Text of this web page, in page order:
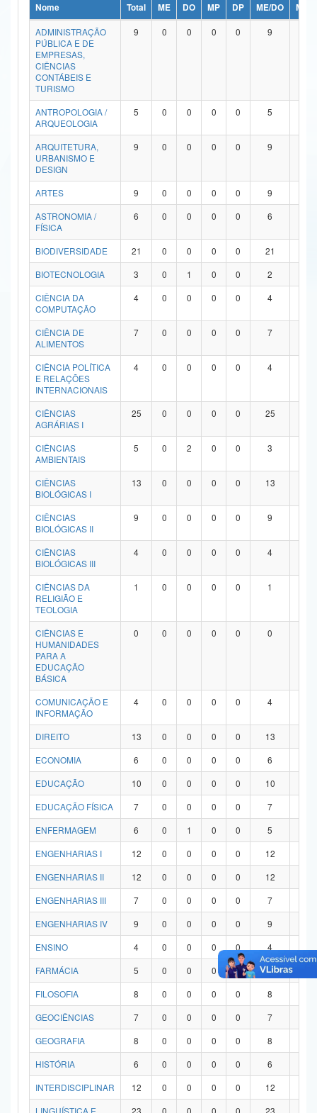
Ministério da Ciência, Tecnologia, Inovações e Comunicações
Ministério do Meio Ambiente
Ministério do Turismo
Ministério do Desenvolvimento Regional
Controladoria-Geral da União
Ministério da Mulher, da Família e dos Direitos Humanos
Secretaria de Governo
Advocacia-Geral da União
Banco Central do Brasil
Nome Total ME DO MP DP ME/DO
MP/
ADMINISTRAÇÃO
PÚBLICA E DE
EMPRESAS,
CIÊNCIAS
CONTÁBEIS E
TURISMO
9 0 0 0 0 9
ANTROPOLOGIA /
ARQUEOLOGIA
5 0 0 0 0 5
ARQUITETURA,
URBANISMO E
DESIGN
9 0 0 0 0 9
ARTES 9 0 0 0 0 9
ASTRONOMIA /
FÍSICA
6 0 0 0 0 6
BIODIVERSIDADE 21 0 0 0 0 21
BIOTECNOLOGIA
3 0 1 0 0 2
CIÊNCIA DA
COMPUTAÇÃO
4 0 0 0 0 4
CIÊNCIA DE
ALIMENTOS
7 0 0 0 0 7
CIÊNCIA POLÍTICA
E RELAÇÕES
INTERNACIONAIS
4 0 0 0 0 4
CIÊNCIAS
AGRÁRIAS I
25 0 0 0 0 25
CIÊNCIAS
AMBIENTAIS
5 0 2 0 0 3
CIÊNCIAS
BIOLÓGICAS I
13 0 0 0 0 13
CIÊNCIAS
BIOLÓGICAS II
9 0 0 0 0 9
CIÊNCIAS
BIOLÓGICAS III
4 0 0 0 0 4
CIÊNCIAS DA
RELIGIÃO E
TEOLOGIA
1 0 0 0 0 1
CIÊNCIAS E
HUMANIDADES
PARA A
EDUCAÇÃO
BÁSICA
0 0 0 0 0 0
COMUNICAÇÃO E
INFORMAÇÃO
4 0 0 0 0 4
DIREITO 13 0 0 0 0 13
ECONOMIA
6 0 0 0 0 6
EDUCAÇÃO
10 0 0 0 0 10
EDUCAÇÃO FÍSICA
7 0 0 0 0 7
ENFERMAGEM
6 0 1 0 0 5
ENGENHARIAS I
12 0 0 0 0 12
ENGENHARIAS II
12 0 0 0 0 12
ENGENHARIAS III
7 0 0 0 0 7
ENGENHARIAS IV
9 0 0 0 0 9
ENSINO
4 0 0 0 0 4
FARMÁCIA
5 0 0 0 0 5
FILOSOFIA
8 0 0 0 0 8
GEOCIÊNCIAS
7 0 0 0 0 7
GEOGRAFIA
8 0 0 0 0 8
HISTÓRIA
6 0 0 0 0 6
INTERDISCIPLINAR
12 0 0 0 0 12
LINGUÍSTICA E
23 0 0 0 0 23